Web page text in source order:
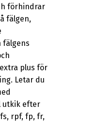
förhindrar
fälgen,
fälgens
plus för
Letar du
utkik efter
rpf, fp, fr,